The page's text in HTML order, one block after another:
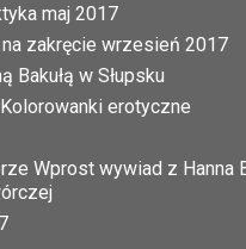
maj 2017
zakręcie wrzesień 2017
Bakułą w Słupsku
erotyczne
Wprost wywiad z Hanna